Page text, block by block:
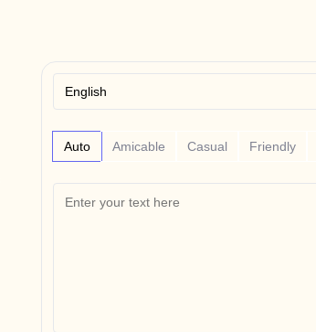
Auto Amicable Casual Friendly